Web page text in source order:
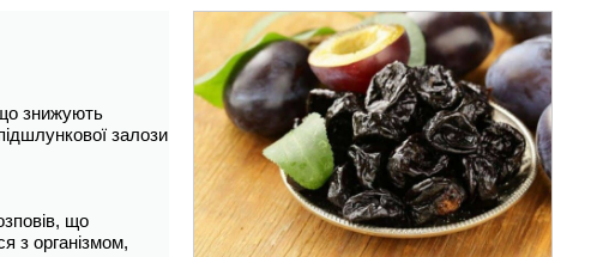
знижують
залози
що
з організмом,